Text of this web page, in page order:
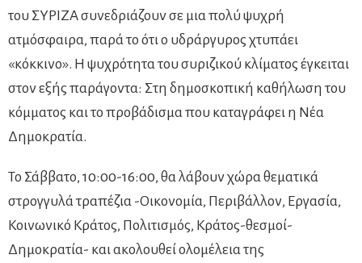
του ΣΥΡΙΖΑ συνεδριάζουν σε μια πολύ ψυχρή
ατμόσφαιρα, παρά το ότι ο υδράργυρος χτυπάει
«κόκκινο». Η ψυχρότητα του συριζικού κλίματος έγκειται
στον εξής παράγοντα: Στη δημοσκοπική καθήλωση του
κόμματος και το προβάδισμα που καταγράφει η Νέα
Δημοκρατία.
Το Σάββατο, 10:00-16:00, θα λάβουν χώρα θεματικά
στρογγυλά τραπέζια -Οικονομία, Περιβάλλον, Εργασία,
Κοινωνικό Κράτος, Πολιτισμός, Kράτος-θεσμοί-
Δημοκρατία- και ακολουθεί ολομέλεια της